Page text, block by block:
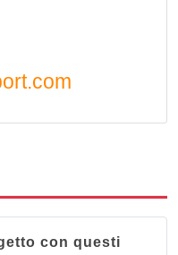
con questi